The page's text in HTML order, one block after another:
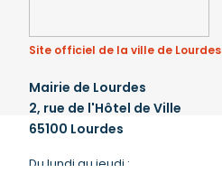
Site officiel de la ville de Lourdes
Mairie de Lourdes
2, rue de l'Hôtel de Ville
65100 Lourdes
Du lundi au jeudi :